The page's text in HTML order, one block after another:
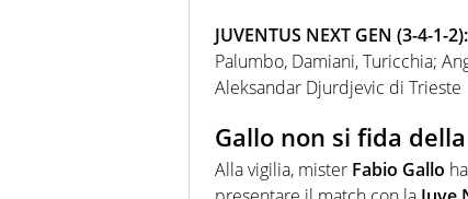
JUVENTUS NEXT GEN (3-4-1-2):
Palumbo, Damiani, Turicchia;
Aleksandar Djurdjevic di Trieste
Gallo non si fida
Alla vigilia, mister Fabio Gallo